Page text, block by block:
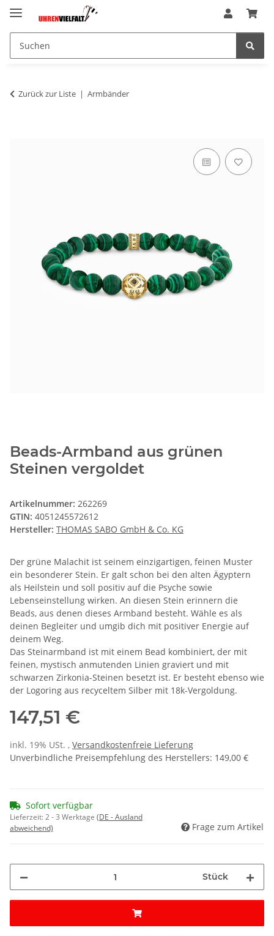
Zurück zur Liste Armbänder
Beads-Armband aus grünen
Steinen vergoldet
Artikelnummer: 262269
GTIN: 4051245572612
Hersteller: THOMAS SABO GmbH & Co. KG
Der grüne Malachit ist seinem einzigartigen, feinen Muster
ein besonderer Stein. Er galt schon bei den alten Ägyptern
als Heilstein und soll positiv auf die Psyche sowie
Lebenseinstellung wirken. An diesen Stein erinnern die
Beads, aus denen dieses Armband besteht. Wähle es als
deinen Begleiter und umgib dich mit positiver Energie auf
deinem Weg.
Das Steinarmband ist mit einem Bead kombiniert, der mit
feinen, mystisch anmutenden Linien graviert und mit
schwarzen Zirkonia-Steinen besetzt ist. Er besteht ebenso wie
der Logoring aus recyceltem Silber mit 18k-Vergoldung.
147,51 €
inkl. 19% USt. , Versandkostenfreie Lieferung
Unverbindliche Preisempfehlung des Herstellers: 149,00 €
Sofort verfügbar
Lieferzeit:2 - 3 Werktage (DE - Ausland
abweichend)
Frage zum Artikel
Stück